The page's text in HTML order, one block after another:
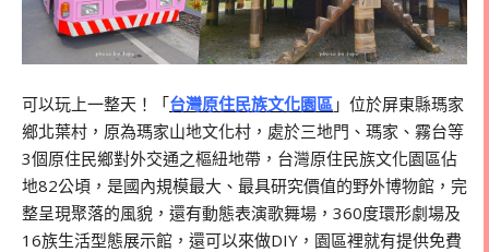
可以玩上一整天！「台灣原住民族文化園區 」位於屏東縣瑪家
鄉北葉村，原為瑪家山地文化村，處於三地門、瑪家、霧台等
3個原住民鄉對外交通之樞紐地帶，台灣原住民族文化園區佔
地82公頃，是國內規模最大、最具研究價值的野外博物館，完
整呈現聚落的風貌，還有動態表演歌舞場， 360度環形劇場及
16族生活型態展示館，還可以來做DIY ，園區裡就有提供免費